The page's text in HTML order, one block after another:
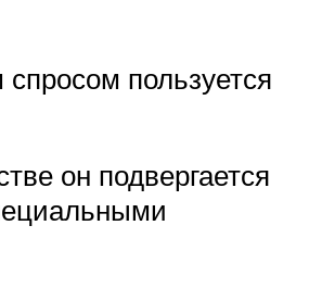
пользуется
он подвергается